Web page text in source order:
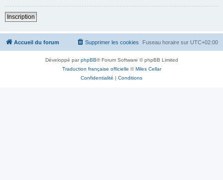
Inscription
Accueil du forum Fuseau horaire sur UTC+02:00
Supprimer les cookies
Développé parphpBB® Forum Software © phpBB Limited
Traduction française officielle ©Miles Cellar
Confidentialité | Conditions